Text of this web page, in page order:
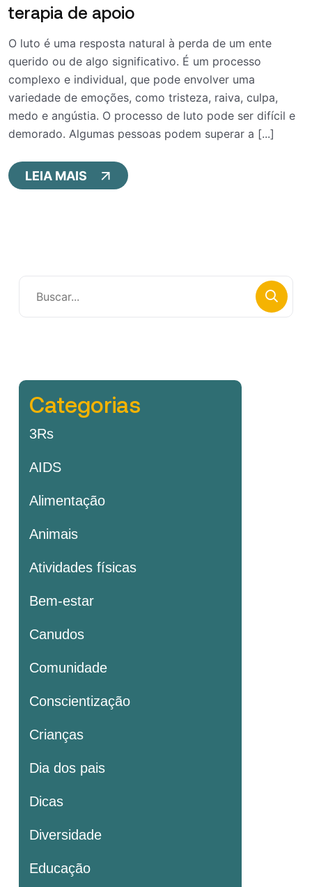
terapia de apoio
O luto é uma resposta natural à perda de um ente
querido ou de algo significativo. É um processo
complexo e individual, que pode envolver uma
variedade de emoções, como tristeza, raiva, culpa,
medo e angústia. O processo de luto pode ser difícil e
demorado. Algumas pessoas podem superar a [...]
LEIA MAIS
Categorias
3Rs
AIDS
Alimentação
Animais
Atividades físicas
Bem-estar
Canudos
Comunidade
Conscientização
Crianças
Dia dos pais
Dicas
Diversidade
Educação